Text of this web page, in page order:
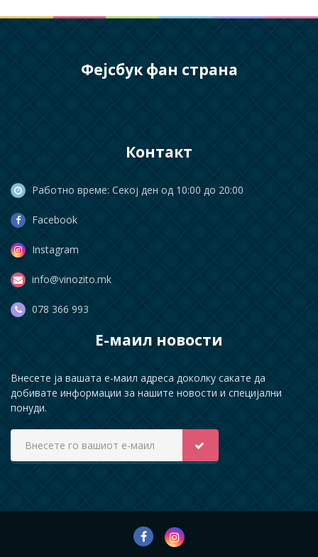
Фејсбук фан страна
Контакт
Работно време: Секој ден од 10:00 до 20:00
Facebook
Instagram
info@vinozito.mk
078 366 993
Е-маил новости
Внесете ја вашата е-маил адреса доколку сакате да
добивате информации за нашите новости и специјални
понуди.